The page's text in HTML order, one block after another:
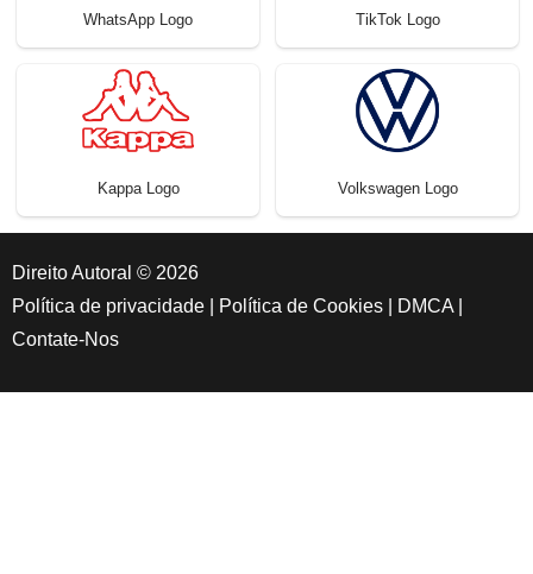
WhatsApp Logo TikTok Logo
Kappa Logo Volkswagen Logo
Direito Autoral © 2026
Política de privacidade
Política de Cookies DMCA
Contate-Nos